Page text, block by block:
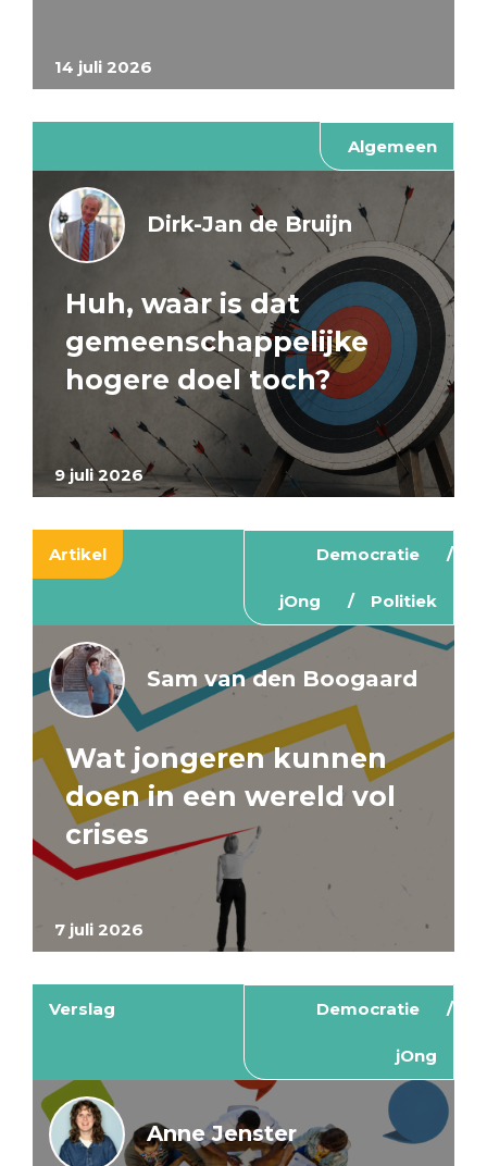
14 juli 2026
Algemeen
9 juli 2026
Dirk-Jan de Bruijn
Huh, waar is dat
gemeenschappelijke
hogere doel toch?
Artikel Democratie
jOng Politiek
7 juli 2026
Sam van den Boogaard
Wat jongeren kunnen
doen in een wereld vol
crises
Verslag Democratie
jOng
Anne Jenster